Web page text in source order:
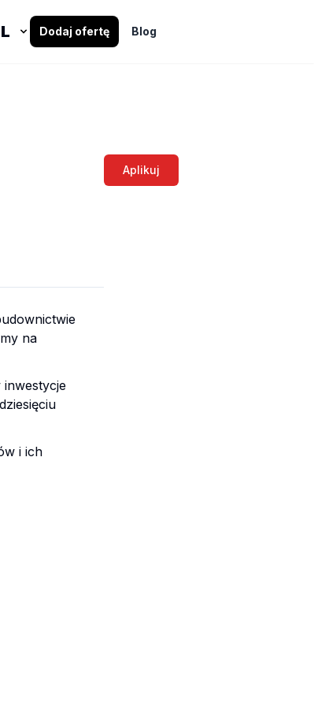
Dodaj ofertę Blog
na
i ich
Aplikuj